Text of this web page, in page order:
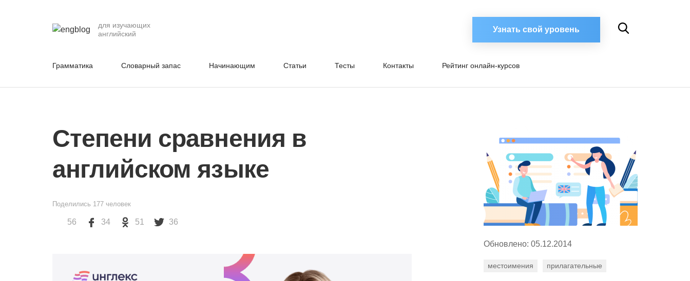
для изучающих
английский
Узнать свой уровень
Грамматика Словарный запас Начинающим Cтатьи Тесты Контакты Рейтинг онлайн-курсов
Степени сравнения в
английском языке
Поделились 177 человек
56 34 51 36
Обновлено: 05.12.2014
местоимения прилагательные